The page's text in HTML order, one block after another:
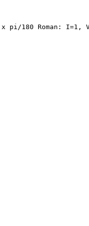
pi/180 Roman: